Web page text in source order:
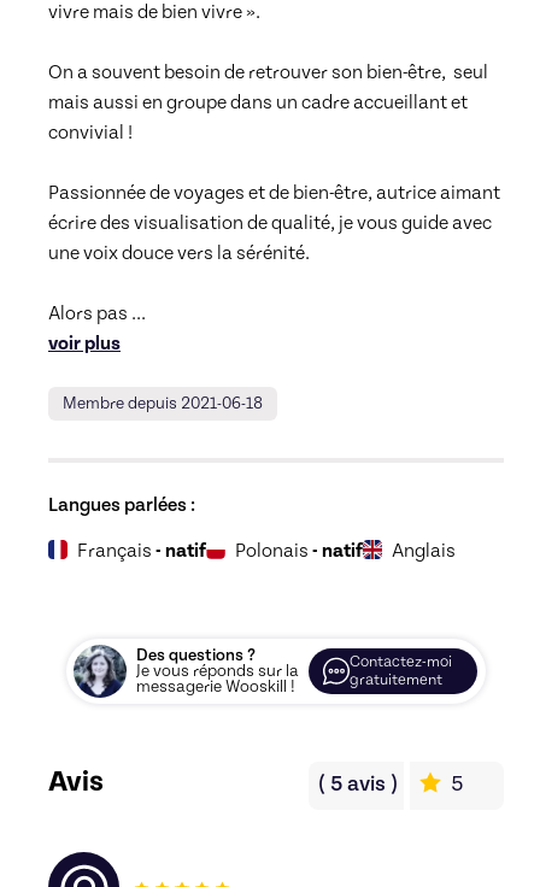
vivre mais de bien vivre ».
On a souvent besoin de retrouver son bien-être,  seul
mais aussi en groupe dans un cadre accueillant et
convivial !
Passionnée de voyages et de bien-être, autrice aimant
écrire des visualisation de qualité, je vous guide avec
une voix douce vers la sérénité.
Alors pas ...
voir plus
Membre depuis 2021-06-18
Langues parlées :
Français - natif Polonais - natif Anglais
Des questions ?
Je vous réponds sur la
messagerie Wooskill !
Contactez-moi
gratuitement
Avis ( 5avis ) 5